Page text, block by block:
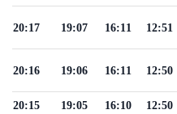
12:51
16:11
19:07
20:17
12:50
16:11
19:06
20:16
12:50
16:10
19:05
20:15